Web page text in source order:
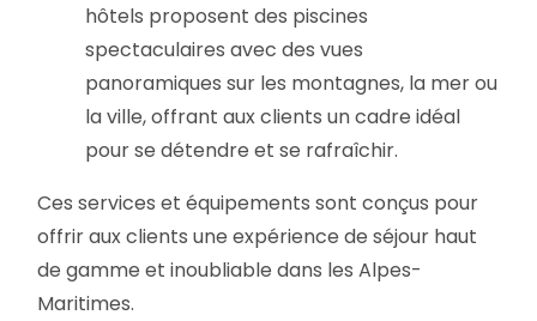
hôtels proposent des piscines
spectaculaires avec des vues
panoramiques sur les montagnes, la mer ou
la ville, offrant aux clients un cadre idéal
pour se détendre et se rafraîchir.
Ces services et équipements sont conçus pour
offrir aux clients une expérience de séjour haut
de gamme et inoubliable dans les Alpes-
Maritimes.